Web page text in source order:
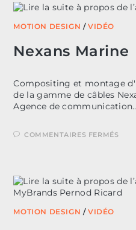
MOTION DESIGN /VIDÉO
Nexans Marine
Compositing et montage
de la gamme de câbles
Agence de
COMMENTAIRES FERMÉSSUR
MOTION DESIGN /VIDÉO